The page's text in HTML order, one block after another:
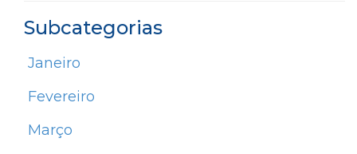
Subcategorias
Janeiro
Fevereiro
Março